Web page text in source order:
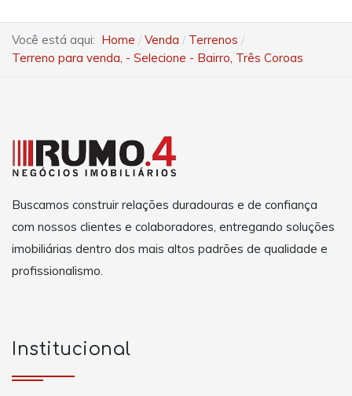
Você está aqui: Home Venda
Terrenos
Terreno para venda, - Selecione - Bairro, Três Coroas
Buscamos construir relações duradouras e de confiança
com nossos clientes e colaboradores, entregando soluções
imobiliárias dentro dos mais altos padrões de qualidade e
profissionalismo.
Institucional